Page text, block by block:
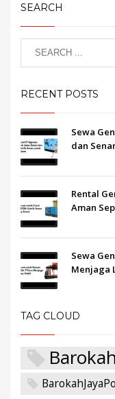
SEARCH
RECENT POSTS
Sewa
dan
Rental
Aman
Sewa
Menjaga
TAG CLOUD